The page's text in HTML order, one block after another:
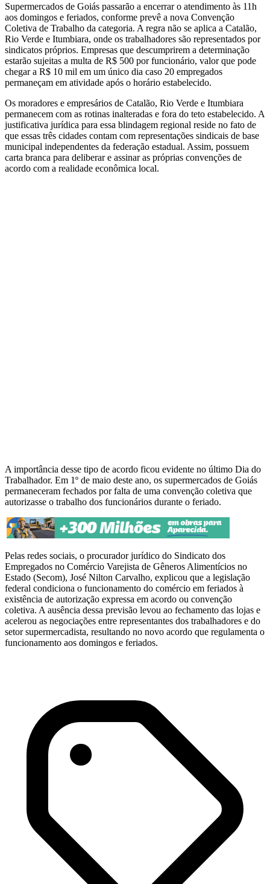
Supermercados de Goiás passarão a encerrar o atendimento às 11h
aos domingos e feriados, conforme prevê a nova Convenção
Coletiva de Trabalho da categoria. A regra não se aplica a Catalão,
Rio Verde e Itumbiara, onde os trabalhadores são representados por
sindicatos próprios. Empresas que descumprirem a determinação
estarão sujeitas a multa de R$ 500 por funcionário, valor que pode
chegar a R$ 10 mil em um único dia caso 20 empregados
permaneçam em atividade após o horário estabelecido.
Os moradores e empresários de Catalão, Rio Verde e Itumbiara
permanecem com as rotinas inalteradas e fora do teto estabelecido. A
justificativa jurídica para essa blindagem regional reside no fato de
que essas três cidades contam com representações sindicais de base
municipal independentes da federação estadual. Assim, possuem
carta branca para deliberar e assinar as próprias convenções de
acordo com a realidade econômica local.
A importância desse tipo de acordo ficou evidente no último Dia do
Trabalhador. Em 1º de maio deste ano, os supermercados de Goiás
permaneceram fechados por falta de uma convenção coletiva que
autorizasse o trabalho dos funcionários durante o feriado.
Pelas redes sociais, o procurador jurídico do Sindicato dos
Empregados no Comércio Varejista de Gêneros Alimentícios no
Estado (Secom), José Nilton Carvalho, explicou que a legislação
federal condiciona o funcionamento do comércio em feriados à
existência de autorização expressa em acordo ou convenção
coletiva. A ausência dessa previsão levou ao fechamento das lojas e
acelerou as negociações entre representantes dos trabalhadores e do
setor supermercadista, resultando no novo acordo que regulamenta o
funcionamento aos domingos e feriados.